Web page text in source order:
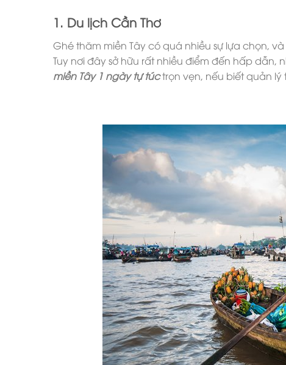
1. Du lịch Cần Thơ
Ghé thăm miền Tây có quá nhiều sự lựa chọn,
Tuy nơi đây sở hữu rất nhiều điểm đến hấp
miền Tây 1 ngày tự túctrọn vẹn, nếu biết quản lý